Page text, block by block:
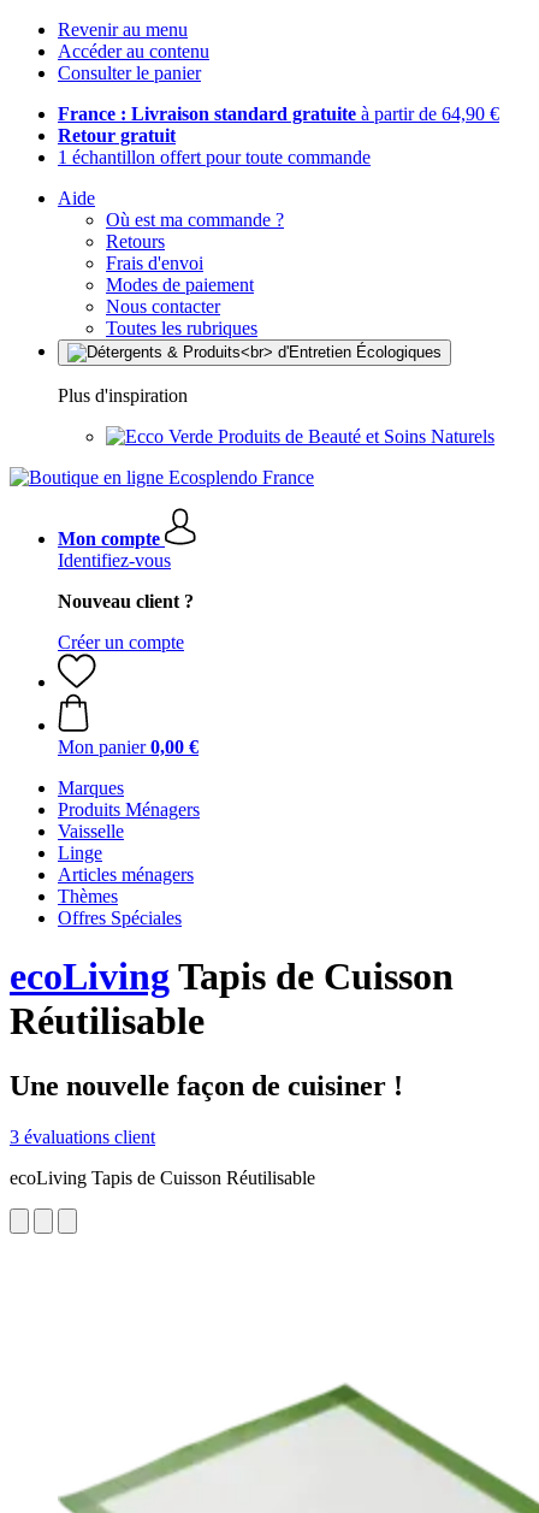
Revenir au menu
Accéder au contenu
Consulter le panier
France : Livraison standard gratuite à partir de 64,90 €
Retour gratuit
1 échantillon offert pour toute commande
Aide
Où est ma commande ?
Retours
Frais d'envoi
Modes de paiement
Nous contacter
Toutes les rubriques
Plus d'inspiration
Produits de Beauté et Soins Naturels
Mon compte
Identifiez-vous
Nouveau client ?
Créer un compte
Mon panier 0,00 €
Marques
Produits Ménagers
Vaisselle
Linge
Articles ménagers
Thèmes
Offres Spéciales
ecoLivingTapis de Cuisson
Réutilisable
Une nouvelle façon de cuisiner !
3 évaluations client
ecoLiving Tapis de Cuisson Réutilisable